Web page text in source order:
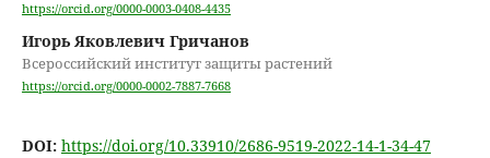
https://orcid.org/0000-0003-0408-4435
Игорь Яковлевич Гричанов
Всероссийский институт защиты растений
https://orcid.org/0000-0002-7887-7668
DOI: https://doi.org/10.33910/2686-9519-2022-14-1-34-47